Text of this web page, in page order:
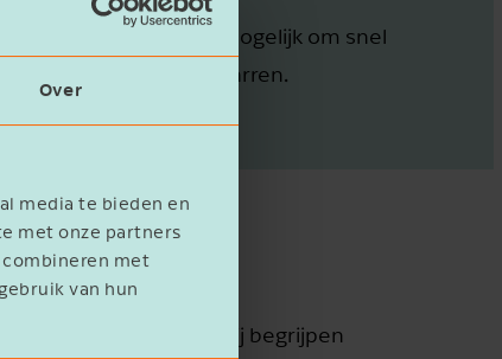
Over
media te bieden en
met onze partners
combineren met
van hun
Dit maakt het voor jou mogelijk om snel
met een specialist te sparren.
doelstellingen. Wij begrijpen